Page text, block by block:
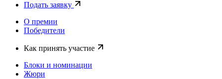
Подать заявку
О премии
Победители
Как принять участие
Блоки и номинации
Жюри